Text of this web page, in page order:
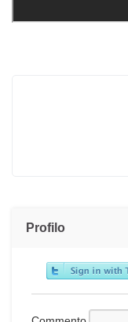
Profilo